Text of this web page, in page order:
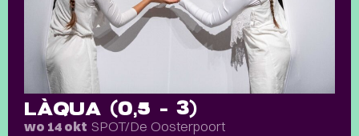
LÀQUA (0,5 – 3)
wo 14 okt SPOT/De Oosterpoort